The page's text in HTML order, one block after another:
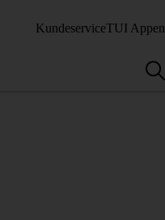
KundeserviceTUI Appen